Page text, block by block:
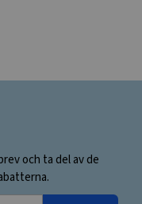
och ta del av de